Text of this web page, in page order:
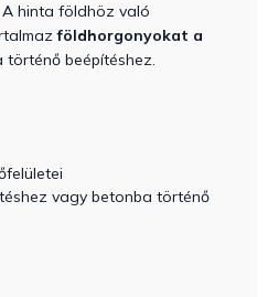
A hinta földhöz való
földhorgonyokat a
történő beépítéshez.
vagy betonba történő